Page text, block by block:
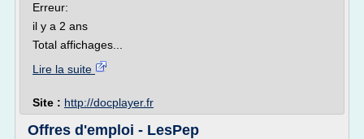
Erreur:
il y a 2 ans
Total affichages...
Lire la suite
Site : http://docplayer.fr
Offres d'emploi - LesPep